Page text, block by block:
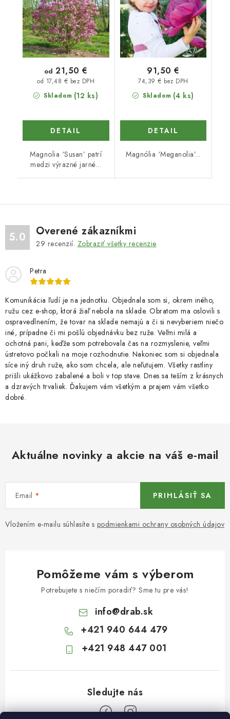
Skladom (12 ks)
od 17,48 € bez DPH
od 21,50 €
DETAIL
Magnolia ‘Susan’ patrí
medzi výrazné jarné...
Skladom (4 ks)
74,39 € bez DPH
91,50 €
DETAIL
Magnólia ‘Meganolia’...
5.0 Overené zákazníkmi
29 recenzií. Zobraziť všetky recenzie
Petra
Komunikácia ľudí je na jednotku. Objednala som si, okrem iného,
ružu cez e-shop, ktorá žiaľ nebola na sklade. Obratom ma oslovili s
ospravedlnením, že tovar na sklade nemajú a či si nevyberiem niečo
iné, prípadne či mi pošlú objednávku bez ruže. Veľmi milá a
ochotná pani, keďže som potrebovala čas na rozmyslenie, veľmi
ústretovo počkali na moje rozhodnutie. Nakoniec som si objednala
síce iný druh ruže, ako som chcela, ale neľutujem. Všetky rastliny
prišli ukážkovo zabalené a boli v top stave. Dnes sa teším z krásnych
a dzravých trvaliek. Ďakujem vám všetkým a prajem vám všetko
dobré.
Aktuálne novinky a akcie na váš e-mail
Email
Vložením e-mailu súhlasíte s podmienkami ochrany osobných údajov
PRIHLÁSIŤ SA
Pomôžeme vám s výberom
Potrebujete s niečím poradiť? Sme tu pre vás!
info@drab.sk
+421 940 644 479
+421 948 447 001